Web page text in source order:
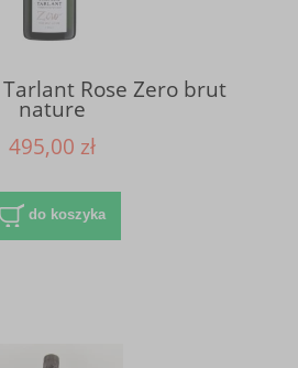
Rose Zero brut
nature
495,00 zł
do koszyka